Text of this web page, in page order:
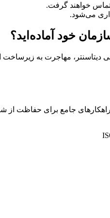
می‌شود.
خود آماده‌اید؟
مهاجرت به زیرساخت
جامع برای حفاظت